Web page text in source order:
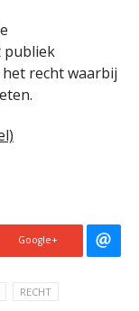
publiek
recht waarbij
Google+
RECHT